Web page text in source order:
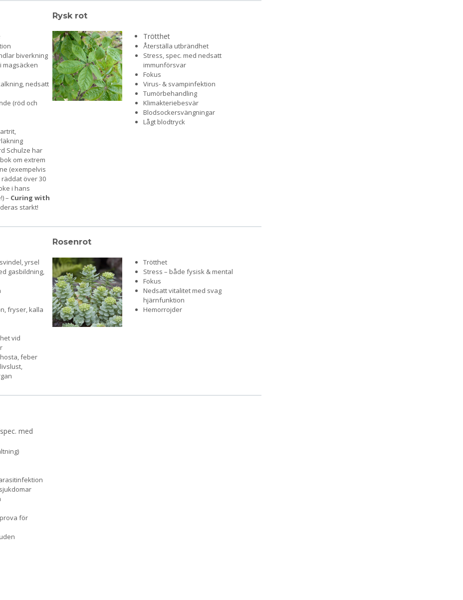
Rysk rot
biverkning
magsäcken
nedsatt
(röd och
Schulze har
om extrem
(exempelvis
över 30
i hans
– Curing with
starkt!
Trötthet
Återställa utbrändhet
Stress, spec. med nedsatt
immunförsvar
Fokus
Virus- & svampinfektion
Tumörbehandling
Klimakteriebesvär
Blodsockersvängningar
Lågt blodtryck
Rosenrot
yrsel
gasbildning,
fryser, kalla
vid
feber
Trötthet
Stress – både fysisk & mental
Fokus
Nedsatt vitalitet med svag
hjärnfunktion
Hemorrojder
med
för